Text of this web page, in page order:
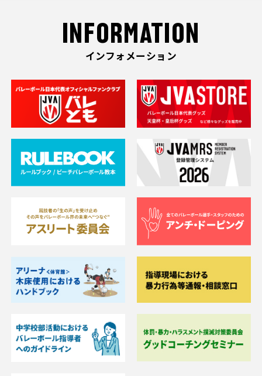
INFORMATION
インフォメーション